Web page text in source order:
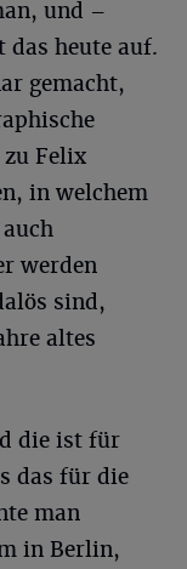
und –
das heute auf.
gemacht,
Felix
in welchem
werden
sind,
altes
die ist für
das für die
man
in Berlin,